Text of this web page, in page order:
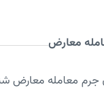
معارض
جرم معامله